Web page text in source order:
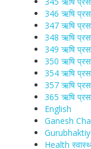
346 ऋषि
347 ऋषि
348 ऋषि
349 ऋषि
350 ऋषि
354 ऋषि
357 ऋषि
365 ऋषि
English
Ganesh
Health